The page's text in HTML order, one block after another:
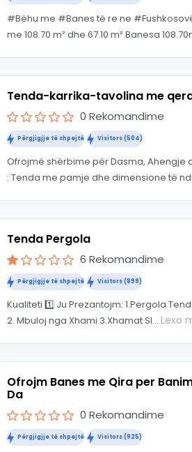
#Bëhu me #Banes të re ne
me 108.70 m² dhe 67.10 m² Banesa
Tenda-karrika-tavolina me
0 Rekomandime
Përgjigjje të shpejtë Visitors (504)
Ofrojmë shërbime për Dasma, Ahengje
: Tenda me pamje dhe dimensione të
Tenda Pergola
6 Rekomandime
Përgjigjje të shpejtë Visitors (899)
Kualiteti 1️⃣ Ju Prezantojm: 1.Pergola
2. Mbuloj nga Xhami 3.Xhamat Sl... Lexo
Ofrojm Banes me Qira per
Da
0 Rekomandime
Përgjigjje të shpejtë Visitors (925)